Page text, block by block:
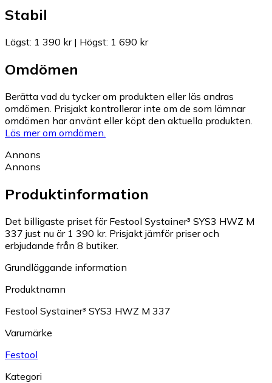
Stabil
Lägst: 1 390 kr| Högst: 1 690 kr
Omdömen
Berätta vad du tycker om produkten eller läs andras
omdömen. Prisjakt kontrollerar inte om de som lämnar
omdömen har använt eller köpt den aktuella produkten.
Läs mer om omdömen.
Annons
Annons
Produktinformation
Det billigaste priset för Festool Systainer³ SYS3 HWZ M
337 just nu är 1 390 kr. Prisjakt jämför priser och
erbjudande från 8 butiker.
Grundläggande information
Produktnamn
Festool Systainer³ SYS3 HWZ M 337
Varumärke
Festool
Kategori